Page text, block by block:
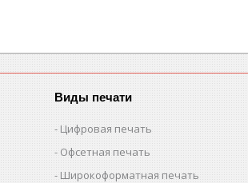
Виды печати
Цифровая печать
Офсетная печать
Широкоформатная печать